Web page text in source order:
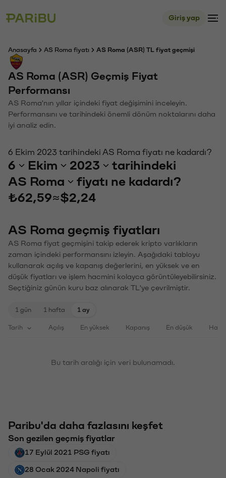
Giriş yap
Anasayfa AS Roma fiyatı AS Roma (ASR) TL fiyat geçmişi
AS Roma (ASR) Geçmiş Fiyat
Performansı
AS Roma'nın yıllar içindeki fiyat değişimini inceleyin.
Performansını ve tarihindeki önemli dönüm noktalarını daha
iyi analiz edin.
6 Ekim 2023 tarihindeki AS Roma fiyatı ne kadardı?
6 Ekim 2023
tarihindeki
AS Roma
fiyatı ne kadardı?
₺62,59≈$2,24
AS Roma geçmiş fiyatları
AS Roma fiyat geçmişini takip ederek kripto varlıkların
zaman içindeki performansını izleyin. Aşağıdaki tabloyu
kullanarak açılış ve kapanış değerlerini, en yüksek ve en
düşük fiyatları ve işlem hacmini kolayca görüntüleyebilirsiniz.
Seçtiğiniz günün kuru baz alınarak TL'ye çevrilmiştir.
1 gün 1 hafta 1 ay
Tarih Açılış En yüksek Kapanış En düşük
Bu tarih aralığı için veri bulunamadı.
Paribu'da daha fazlasını keşfet
Son gezilen geçmiş fiyatlar
17 Eylül 2021 PSG fiyatı
28 Ocak 2024 Napoli fiyatı